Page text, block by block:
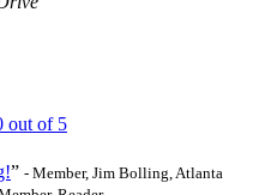
” - Member, Jim Bolling, Atlanta